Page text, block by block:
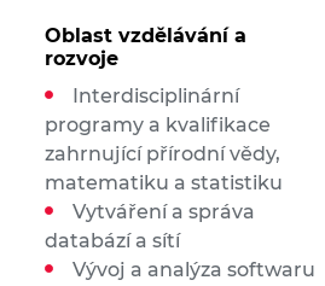
Oblast vzdělávání a
rozvoje
Interdisciplinární
programy a kvalifikace
zahrnující přírodní vědy,
matematiku a statistiku
Vytváření a správa
databází a sítí
Vývoj a analýza softwaru